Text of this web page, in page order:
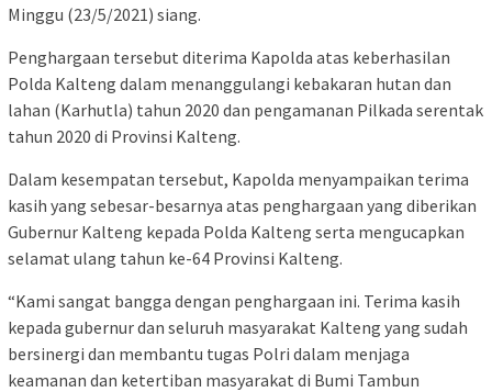
Minggu (23/5/2021) siang.
Penghargaan tersebut diterima Kapolda atas keberhasilan
Polda Kalteng dalam menanggulangi kebakaran hutan dan
lahan (Karhutla) tahun 2020 dan pengamanan Pilkada serentak
tahun 2020 di Provinsi Kalteng.
Dalam kesempatan tersebut, Kapolda menyampaikan terima
kasih yang sebesar-besarnya atas penghargaan yang diberikan
Gubernur Kalteng kepada Polda Kalteng serta mengucapkan
selamat ulang tahun ke-64 Provinsi Kalteng.
“Kami sangat bangga dengan penghargaan ini. Terima kasih
kepada gubernur dan seluruh masyarakat Kalteng yang sudah
bersinergi dan membantu tugas Polri dalam menjaga
keamanan dan ketertiban masyarakat di Bumi Tambun